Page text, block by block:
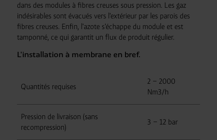
dans des modules à fibres creuses sous pression. Les gaz
indésirables sont évacués vers l'extérieur par les parois des
fibres creuses. Enfin, l'azote s'échappe du module et est
tamponné, ce qui garantit un flux de produit régulier.
L'installation à membrane en bref.
Quantités requises
2 – 2000
Nm3/h
Pression de livraison (sans
recompression)
3 – 12 bar